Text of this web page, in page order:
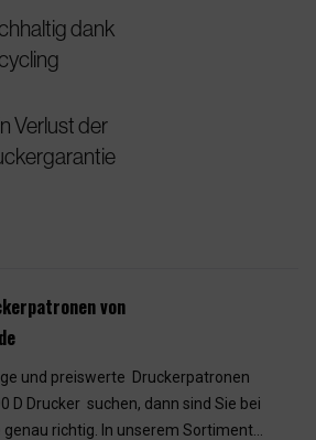
dank
Verlust der
von
und preiswerte Druckerpatronen
D Drucker suchen, dann sind Sie bei
richtig. In unserem Sortiment...